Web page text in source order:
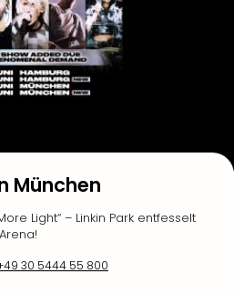
München
Light“ – Linkin Park entfesselt
30 5444 55 800